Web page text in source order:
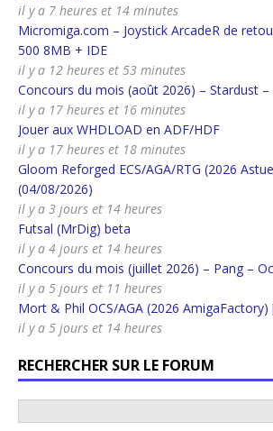
il y a 7 heures et 14 minutes
Micromiga.com – Joystick ArcadeR de
500 8MB + IDE
il y a 12 heures et 53 minutes
Concours du mois (août 2026) – Stardust
il y a 17 heures et 16 minutes
Jouer aux WHDLOAD en ADF/HDF
il y a 17 heures et 18 minutes
Gloom Reforged ECS/AGA/RTG (2026
(04/08/2026)
il y a 3 jours et 14 heures
Futsal (MrDig) beta
il y a 4 jours et 14 heures
Concours du mois (juillet 2026) – Pang –
il y a 5 jours et 11 heures
Mort & Phil OCS/AGA (2026 AmigaFactory)
il y a 5 jours et 14 heures
RECHERCHER SUR LE FORUM